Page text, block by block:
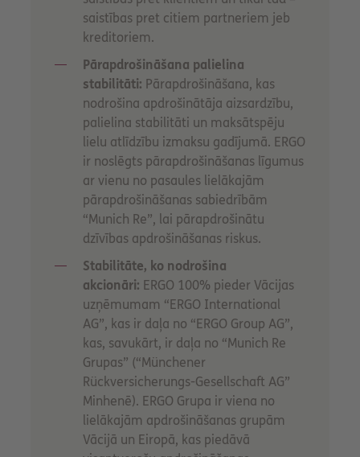
saistības pret citiem partneriem jeb
kreditoriem.
Pārapdrošināšana palielina
stabilitāti: Pārapdrošināšana, kas
nodrošina apdrošinātāja aizsardzību,
palielina stabilitāti un maksātspēju
lielu atlīdzību izmaksu gadījumā. ERGO
ir noslēgts pārapdrošināšanas līgumus
ar vienu no pasaules lielākajām
pārapdrošināšanas sabiedrībām
“Munich Re”, lai pārapdrošinātu
dzīvības apdrošināšanas riskus.
Stabilitāte, ko nodrošina
akcionāri: ERGO 100% pieder Vācijas
uzņēmumam “ERGO International
AG”, kas ir daļa no “ERGO Group AG”,
kas, savukārt, ir daļa no “Munich Re
Grupas” (“Münchener
Rückversicherungs-Gesellschaft AG”
Minhenē). ERGO Grupa ir viena no
lielākajām apdrošināšanas grupām
Vācijā un Eiropā, kas piedāvā